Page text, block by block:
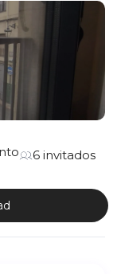
6 invitados